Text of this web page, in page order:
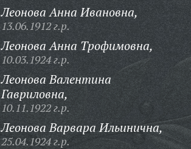
Леонова Анна Ивановна,
13.06.1912 г.р.
Леонова Анна Трофимовна,
10.03.1924 г.р.
Леонова Валентина
Гавриловна,
10.11.1922 г.р.
Леонова Варвара Ильинична,
25.04.1924 г.р.